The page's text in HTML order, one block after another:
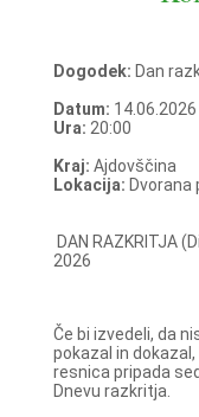
Dogodek: Dan
Datum: 14.06.2026
Ura: 20:00
Kraj: Ajdovščina
Lokacija: Dvorana
DAN RAZKRITJA
2026
Če bi izvedeli, da
pokazal in
resnica pripada
Dnevu razkritja.